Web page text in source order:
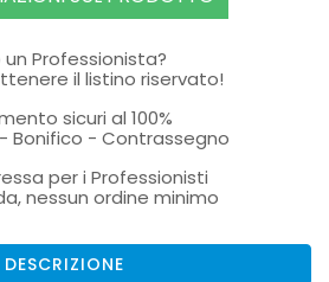
Professionista?
il listino riservato!
sicuri al 100%
Bonifico - Contrassegno
per i Professionisti
nessun ordine minimo
DESCRIZIONE